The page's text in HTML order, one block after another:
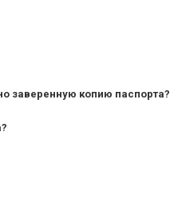
заверенную копию паспорта?